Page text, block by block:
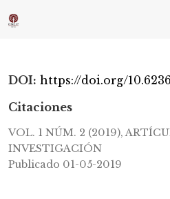
Bienestar psicológico y
VOL. 1 NÚM. 2 (2019),
INVESTIGACIÓN
DOI: https://doi.org/
Citaciones
Publicado 01-05-2019